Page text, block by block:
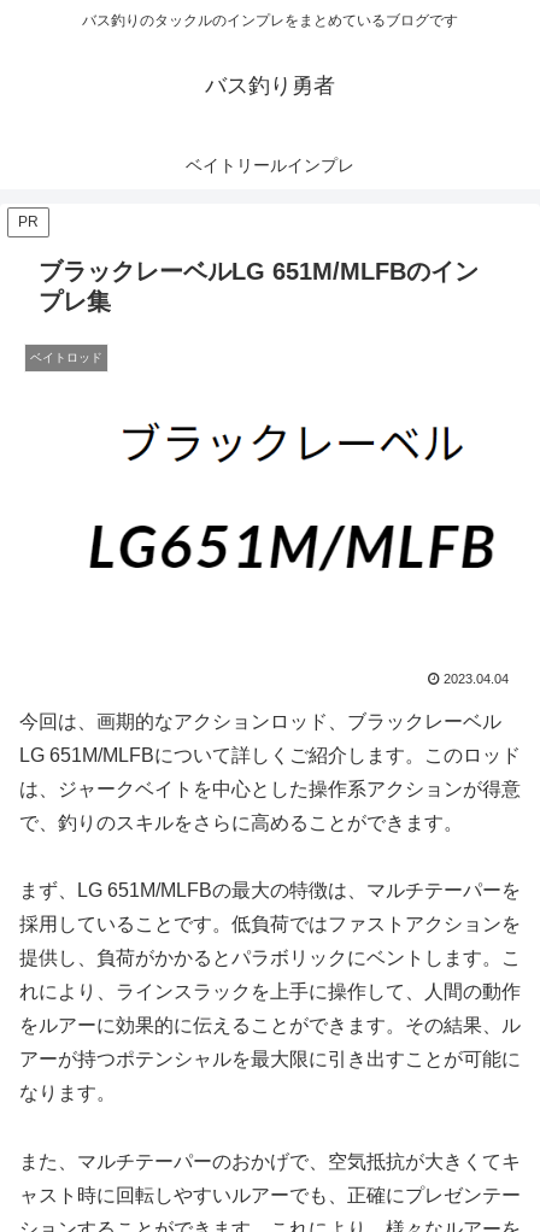
バス釣りのタックルのインプレをまとめているブログです
バス釣り勇者
ベイトリールインプレ
PR
ブラックレーベルLG 651M/MLFBのイン
プレ集
ベイトロッド
2023.04.04
今回は、画期的なアクションロッド、ブラックレーベル
LG 651M/MLFBについて詳しくご紹介します。このロッド
は、ジャークベイトを中心とした操作系アクションが得意
で、釣りのスキルをさらに高めることができます。
まず、LG 651M/MLFBの最大の特徴は、マルチテーパーを
採用していることです。低負荷ではファストアクションを
提供し、負荷がかかるとパラボリックにベントします。こ
れにより、ラインスラックを上手に操作して、人間の動作
をルアーに効果的に伝えることができます。その結果、ル
アーが持つポテンシャルを最大限に引き出すことが可能に
なります。
また、マルチテーパーのおかげで、空気抵抗が大きくてキ
ャスト時に回転しやすいルアーでも、正確にプレゼンテー